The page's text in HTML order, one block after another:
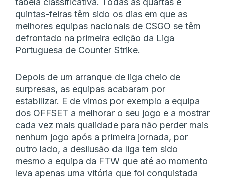
quintas-feiras têm sido os dias em que as
melhores equipas nacionais de CSGO se têm
defrontado na primeira edição da Liga
Portuguesa de Counter Strike.
Depois de um arranque de liga cheio de
surpresas, as equipas acabaram por
estabilizar. E de vimos por exemplo a equipa
dos OFFSET a melhorar o seu jogo e a mostrar
cada vez mais qualidade para não perder mais
nenhum jogo após a primeira jornada, por
outro lado, a desilusão da liga tem sido
mesmo a equipa da FTW que até ao momento
leva apenas uma vitória que foi conquistada